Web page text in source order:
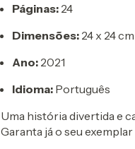
Páginas: 24
Dimensões: 24 x 24 cm
Ano: 2021
Idioma: Português
Uma história divertida e
Garanta já o seu exemplar